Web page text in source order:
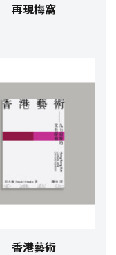
再現梅窩
香港藝術